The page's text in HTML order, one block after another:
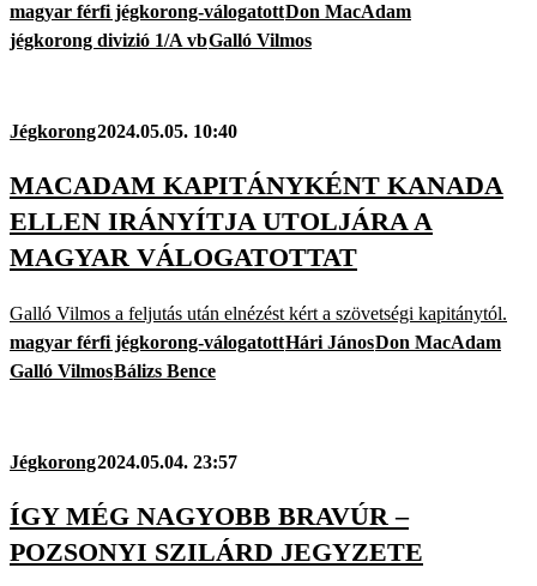
magyar férfi jégkorong-válogatottDon MacAdam
jégkorong divizió 1/A vbGalló Vilmos
Jégkorong2024.05.05. 10:40
MACADAM KAPITÁNYKÉNT KANADA
ELLEN IRÁNYÍTJA UTOLJÁRA A
MAGYAR VÁLOGATOTTAT
Galló Vilmos a feljutás után elnézést kért a szövetségi kapitánytól.
magyar férfi jégkorong-válogatottHári JánosDon MacAdam
Galló VilmosBálizs Bence
Jégkorong2024.05.04. 23:57
ÍGY MÉG NAGYOBB BRAVÚR –
POZSONYI SZILÁRD JEGYZETE